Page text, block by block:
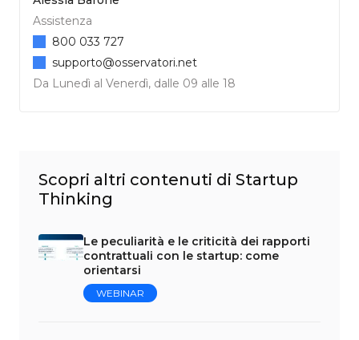
Assistenza
Da Lunedì al Venerdì, dalle 09 alle 18
800 033 727
supporto@osservatori.net
Scopri altri contenuti di Startup
Thinking
Le peculiarità e le criticità dei rapporti
contrattuali con le startup: come
orientarsi
WEBINAR